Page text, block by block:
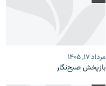
مرداد ۱۷, ۱۴۰۵
بازپخش صبح‌نگار